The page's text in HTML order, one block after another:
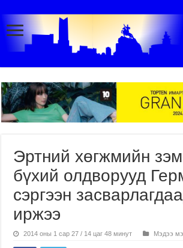
Эртний хөгжмийн
бүхий олдворууд
сэргээн
иржээ
2014 оны 1 сар 27 / 14 цаг 48 минут Мэдээ